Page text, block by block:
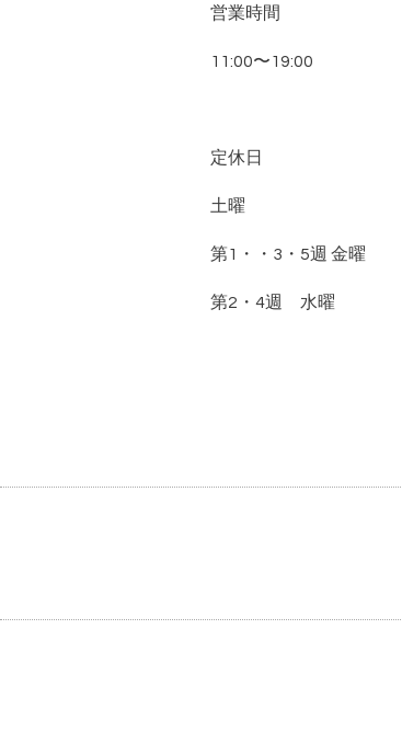
営業時間
11:00〜19:00
定休日
土曜
第1・・3・5週 金曜
第2・4週 水曜